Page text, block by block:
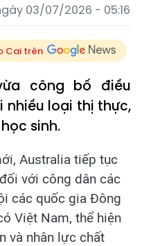
03/07/2026 - 05:16
Cai trên
công bố điều
nhiều loại thị thực,
sinh.
Australia tiếp tục
với công dân các
các quốc gia Đông
Việt Nam, thể hiện
và nhân lực chất